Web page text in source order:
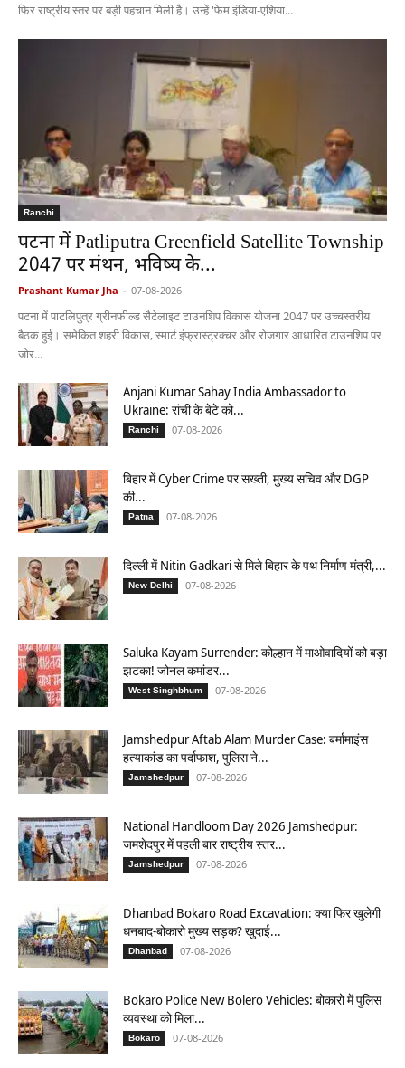
फिर राष्ट्रीय स्तर पर बड़ी पहचान मिली है। उन्हें 'फेम इंडिया-एशिया...
Ranchi
पटना में Patliputra Greenfield Satellite Township
2047 पर मंथन, भविष्य के...
Prashant Kumar Jha - 07-08-2026
पटना में पाटलिपुत्र ग्रीनफील्ड सैटेलाइट टाउनशिप विकास योजना 2047 पर उच्चस्तरीय
बैठक हुई। समेकित शहरी विकास, स्मार्ट इंफ्रास्ट्रक्चर और रोजगार आधारित टाउनशिप पर
जोर...
Anjani Kumar Sahay India Ambassador to
Ukraine: रांची के बेटे को...
Ranchi 07-08-2026
बिहार में Cyber Crime पर सख्ती, मुख्य सचिव और DGP
की...
Patna 07-08-2026
दिल्ली में Nitin Gadkari से मिले बिहार के पथ निर्माण मंत्री,...
New Delhi 07-08-2026
Saluka Kayam Surrender: कोल्हान में माओवादियों को बड़ा
झटका! जोनल कमांडर...
West Singhbhum 07-08-2026
Jamshedpur Aftab Alam Murder Case: बर्मामाइंस
हत्याकांड का पर्दाफाश, पुलिस ने...
Jamshedpur 07-08-2026
National Handloom Day 2026 Jamshedpur:
जमशेदपुर में पहली बार राष्ट्रीय स्तर...
Jamshedpur 07-08-2026
Dhanbad Bokaro Road Excavation: क्या फिर खुलेगी
धनबाद-बोकारो मुख्य सड़क? खुदाई...
Dhanbad 07-08-2026
Bokaro Police New Bolero Vehicles: बोकारो में पुलिस
व्यवस्था को मिला...
Bokaro 07-08-2026